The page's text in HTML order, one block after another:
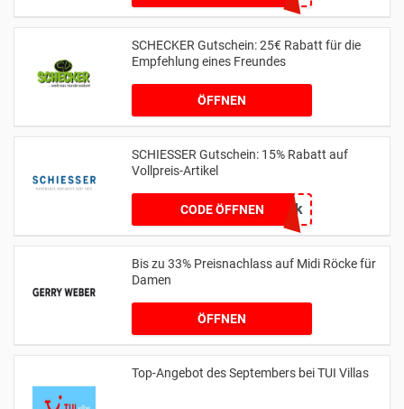
SCHECKER Gutschein: 25€ Rabatt für die
Empfehlung eines Freundes
ÖFFNEN
SCHIESSER Gutschein: 15% Rabatt auf
Vollpreis-Artikel
CODE ÖFFNEN6uapk
Bis zu 33% Preisnachlass auf Midi Röcke für
Damen
ÖFFNEN
Top-Angebot des Septembers bei TUI Villas